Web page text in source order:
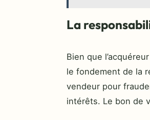
La
Bien que
le fondement de la
vendeur pour
intérêts. Le bon de